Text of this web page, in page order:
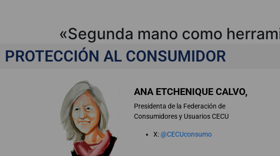
«Segunda mano como
consumo», por Ana Etchenique
PROTECCIÓN AL CONSUMIDOR
ANA ETCHENIQUE CALVO,
Presidenta de la Federación de
Consumidores y Usuarios CECU
X:@CECUconsumo